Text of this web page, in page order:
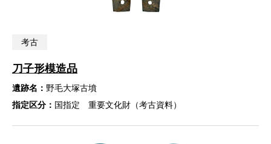
考古
刀子形模造品
遺跡名： 野毛大塚古墳
指定区分： 国指定 重要文化財（考古資料）